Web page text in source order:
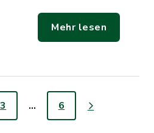
Mehr lesen
3 … 6